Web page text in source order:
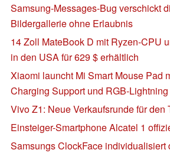
Samsung-Messages-Bug verschickt
Bildergallerie ohne Erlaubnis
14 Zoll MateBook D mit Ryzen-CPU
in den USA für 629 $ erhältlich
Xiaomi launcht Mi Smart Mouse Pad
Charging Support und RGB-Lightning
Vivo Z1: Neue Verkaufsrunde für den
Einsteiger-Smartphone Alcatel 1
Samsungs ClockFace individualisiert